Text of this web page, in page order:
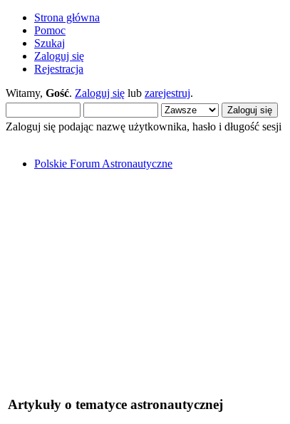
Strona główna
Pomoc
Szukaj
Zaloguj się
Rejestracja
Witamy, Gość. Zaloguj się lub zarejestruj.
Zaloguj się podając nazwę użytkownika, hasło i długość sesji
Polskie Forum Astronautyczne
Artykuły o tematyce astronautycznej